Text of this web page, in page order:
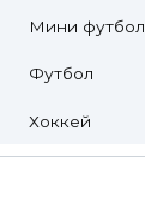
Мини футбол
Футбол
Хоккей